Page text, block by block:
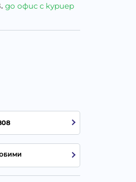
до офис с куриер